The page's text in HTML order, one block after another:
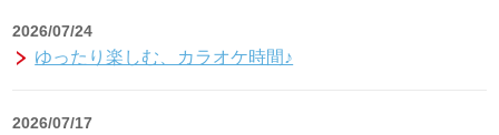
2026/07/24
ゆったり楽しむ、カラオケ時間♪
2026/07/17